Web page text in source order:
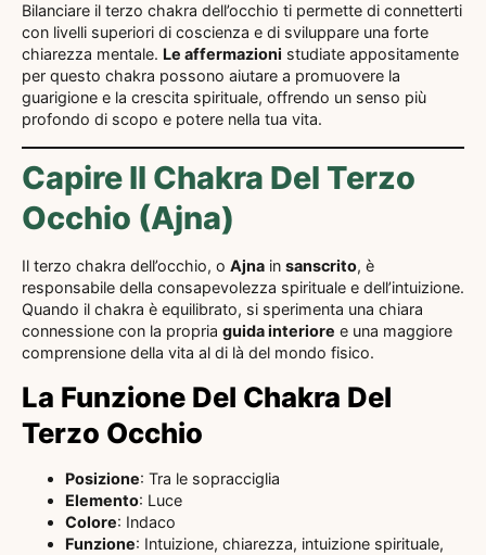
Bilanciare il terzo chakra dell’occhio ti permette di connetterti
con livelli superiori di coscienza e di sviluppare una forte
chiarezza mentale. Le affermazioni studiate appositamente
per questo chakra possono aiutare a promuovere la
guarigione e la crescita spirituale, offrendo un senso più
profondo di scopo e potere nella tua vita.
Capire Il Chakra Del Terzo
Occhio (Ajna)
Il terzo chakra dell’occhio, o Ajna in sanscrito, è
responsabile della consapevolezza spirituale e dell’intuizione.
Quando il chakra è equilibrato, si sperimenta una chiara
connessione con la propria guida interiore e una maggiore
comprensione della vita al di là del mondo fisico.
La Funzione Del Chakra Del
Terzo Occhio
Posizione: Tra le sopracciglia
Elemento: Luce
Colore: Indaco
Funzione: Intuizione, chiarezza, intuizione spirituale,